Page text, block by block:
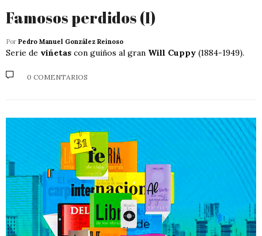
Famosos perdidos (I)
Por Pedro Manuel González Reinoso
Serie de viñetas con guiños al gran Will Cuppy (1884-1949).
0 COMENTARIOS